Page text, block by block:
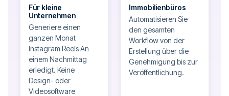
Für kleine
Unternehmen
Generiere einen
ganzen Monat
Instagram Reels An
einem Nachmittag
erledigt. Keine
Design- oder
Videosoftware
Immobilienbüros
Automatisieren Sie
den gesamten
Workflow von der
Erstellung über die
Genehmigung bis zur
Veröffentlichung.